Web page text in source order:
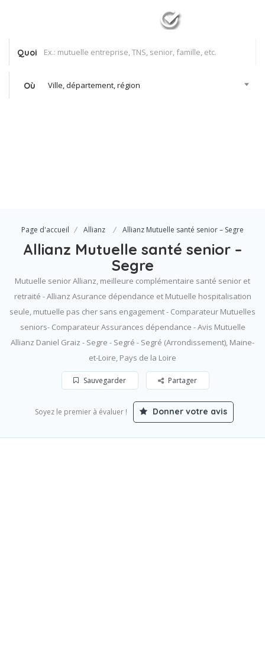
Quoi
Où Ville, département, région
Page d'accueil Allianz Allianz Mutuelle santé senior – Segre
Allianz Mutuelle santé senior –
Segre
Mutuelle senior Allianz, meilleure complémentaire santé senior et
retraité - Allianz Asurance dépendance et Mutuelle hospitalisation
seule, mutuelle pas cher sans engagement - Comparateur Mutuelles
seniors- Comparateur Assurances dépendance - Avis Mutuelle
Allianz Daniel Graiz - Segre - Segré - Segré (Arrondissement), Maine-
et-Loire, Pays de la Loire
Sauvegarder Partager
Soyez le premier à évaluer ! Donner votre avis